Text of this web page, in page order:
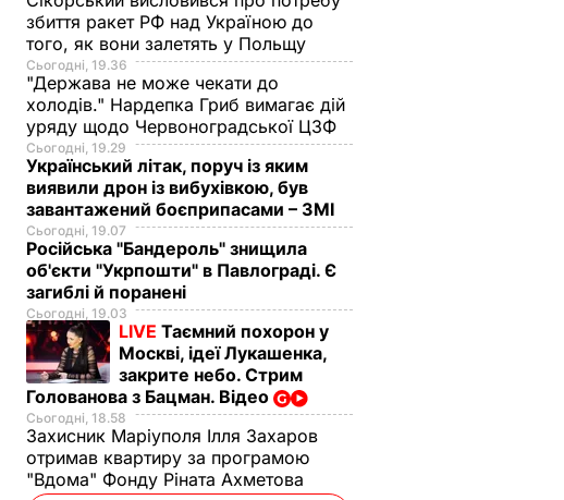
збиття ракет РФ над Україною до
того, як вони залетять у Польщу
Сьогодні, 19.36
"Держава не може чекати до
холодів." Нардепка Гриб вимагає дій
уряду щодо Червоноградської ЦЗФ
Сьогодні, 19.29
Український літак, поруч із яким
виявили дрон із вибухівкою, був
завантажений боєприпасами – ЗМІ
Сьогодні, 19.07
Російська "Бандероль" знищила
об'єкти "Укрпошти" в Павлограді. Є
загиблі й поранені
Сьогодні, 19.03
LIVE Таємний похорон у
Москві, ідеї Лукашенка,
закрите небо. Стрим
Голованова з Бацман. Відео
Сьогодні, 18.58
Захисник Маріуполя Ілля Захаров
отримав квартиру за програмою
"Вдома" Фонду Ріната Ахметова